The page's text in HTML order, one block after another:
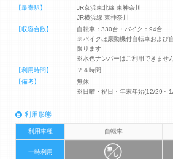
【最寄駅】
JR京浜東北線 東神奈川
JR横浜線 東神奈川
【収容台数】
自転車：330台・バイク：94台
※バイクは原動機付自転車および
限ります
※水色ナンバーはご利用できません
【利用時間】
２４時間
【備考】
無休
※日曜・祝日・年末年始(12/29～
利用形態
利用車種 自転車
一時利用